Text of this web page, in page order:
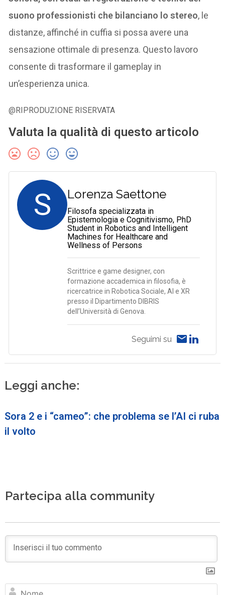
suono professionisti che bilanciano lo stereo, le
distanze, affinché in cuffia si possa avere una
sensazione ottimale di presenza. Questo lavoro
consente di trasformare il gameplay in
un’esperienza unica.
@RIPRODUZIONE RISERVATA
Valuta la qualità di questo articolo
S Lorenza Saettone
Filosofa specializzata in
Epistemologia e Cognitivismo, PhD
Student in Robotics and Intelligent
Machines for Healthcare and
Wellness of Persons
Scrittrice e game designer, con
formazione accademica in filosofia, è
ricercatrice in Robotica Sociale, AI e XR
presso il Dipartimento DIBRIS
dell’Università di Genova.
Seguimi su
Leggi anche:
Sora 2 e i “cameo”: che problema se l’AI ci ruba
il volto
Partecipa alla community